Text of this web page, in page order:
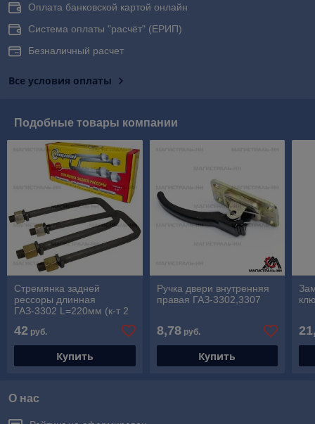
Оплата банковской картой онлайн
Система оплаты "расчёт" (ЕРИП)
Безналичный расчет
Все условия оплаты
Подобные товары компании
Стремянка задней
рессоры длинная
ГАЗ-3302 L=220мм (к-т 2
42 руб.
Купить
Ручка двери внутренняя
правая ГАЗ-3302,3307
8,78руб.
Купить
О нас